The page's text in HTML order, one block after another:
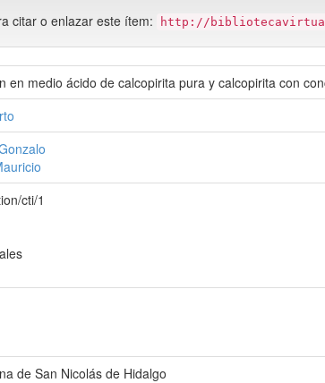
citar o enlazar este ítem: http://
en medio ácido de calcopirita pura y calcopirita con
cti/1
de San Nicolás de Hidalgo